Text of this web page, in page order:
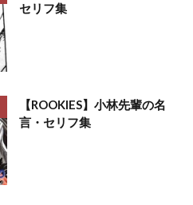
セリフ集
【ROOKIES】小林先輩の名
言・セリフ集